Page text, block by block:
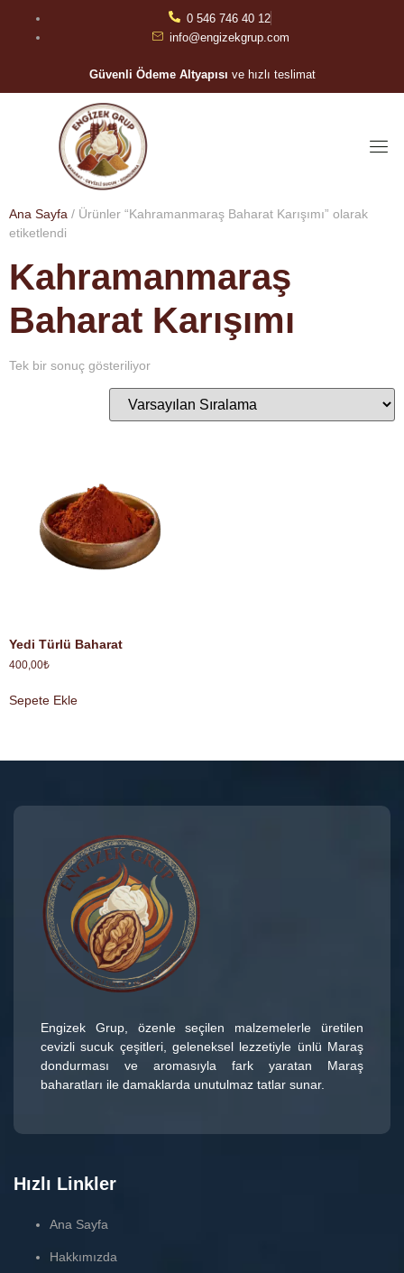
0 546 746 40 12
info@engizekgrup.com
Güvenli Ödeme Altyapısı ve hızlı teslimat
Ana Sayfa / Ürünler “Kahramanmaraş Baharat Karışımı” olarak
etiketlendi
Kahramanmaraş
Baharat Karışımı
Tek bir sonuç gösteriliyor
Yedi Türlü Baharat
400,00₺
Sepete Ekle
Engizek Grup, özenle seçilen malzemelerle üretilen
cevizli sucuk çeşitleri, geleneksel lezzetiyle ünlü Maraş
dondurması ve aromasıyla fark yaratan Maraş
baharatları ile damaklarda unutulmaz tatlar sunar.
Hızlı Linkler
Ana Sayfa
Hakkımızda